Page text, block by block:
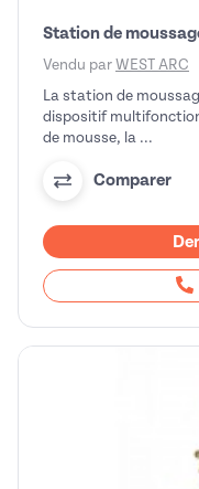
Station de
Vendu par WEST ARC
La station de
dispositif
de mousse, la ...
Comparer